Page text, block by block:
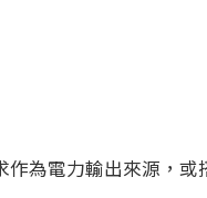
為電力輸出來源，